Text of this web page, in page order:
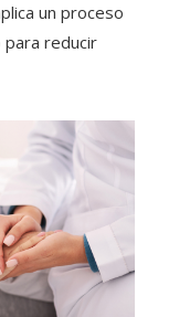
un proceso
para reducir